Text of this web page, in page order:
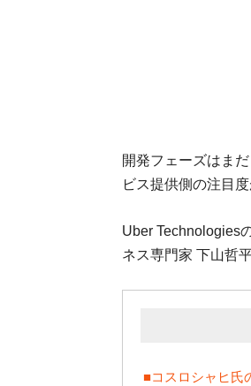
開発フェーズはま
ビス提供側の注目
Uber Technologies
ネス専門家 下山哲平
■コスロシャヒ氏